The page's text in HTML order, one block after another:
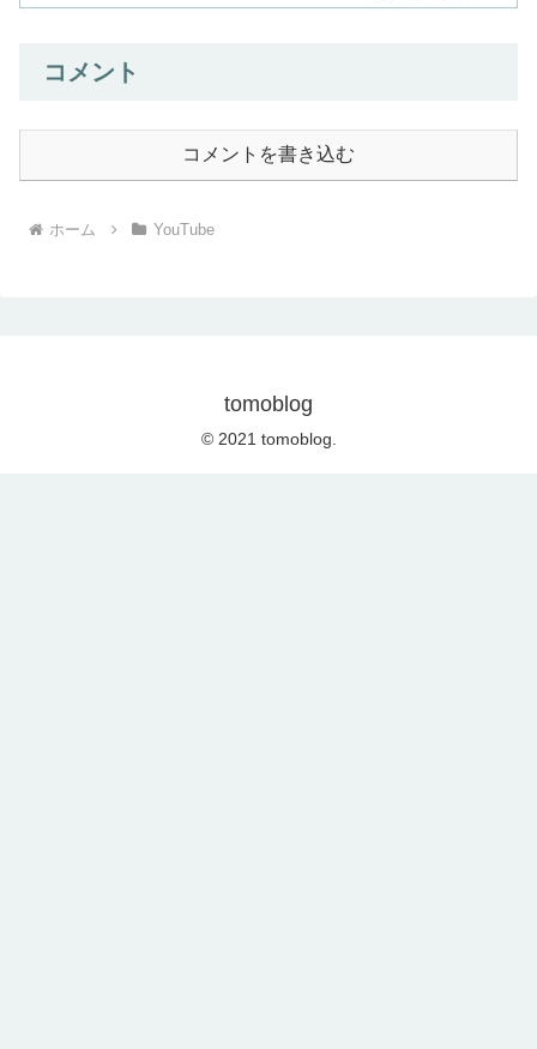
コメント
コメントを書き込む
ホーム YouTube
tomoblog
© 2021 tomoblog.